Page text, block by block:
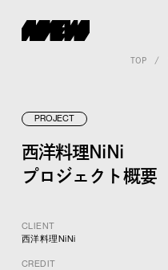
TOP
PROJECT
西洋料理NiNi
プロジェクト概要
CLIENT
西洋料理NiNi
CREDIT